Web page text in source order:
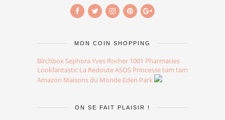
MON COIN SHOPPING
Birchbox Sephora Yves Rocher 1001 Pharmacies
Lookfantastic La RedouteASOS Princesse tam tam
Amazon Maisons du Monde Eden Park
ON SE FAIT PLAISIR !